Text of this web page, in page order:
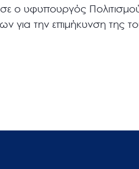
ο υφυπουργός
για την επιμήκυνση της